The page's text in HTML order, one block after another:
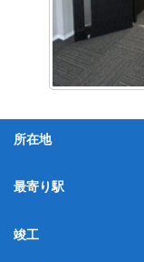
所在地
最寄り駅
竣工